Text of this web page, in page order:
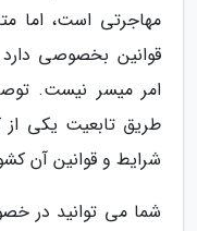
مهاجرتی است، اما
قوانین بخصوصی
امر میسر نیست.
طریق تابعیت یکی از
شرایط و قوانین آن
شما می توانید در